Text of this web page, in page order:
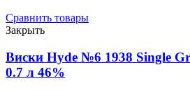
Сравнить товары
Закрыть
Виски Hyde №6 1938 Single
0.7 л 46%